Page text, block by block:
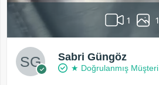
1 1
Sabri Güngöz
★ Doğrulanmış Müşteri